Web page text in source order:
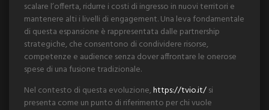
scalare l’offerta, ridurre i costi di ingresso in nuovi territori e
mantenere alti i livelli di engagement. Una leva fondamentale
di questa espansione è rappresentata dalle partnership
strategiche, che consentono di condividere risorse,
competenze e audience senza dover affrontare le onerose
spese di una fusione tradizionale.
Nel contesto di questa evoluzione,https://tvio.it/si
presenta come un punto di riferimento per chi vuole